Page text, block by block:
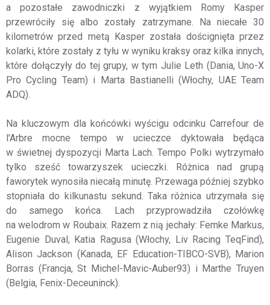
a pozostałe zawodniczki z wyjątkiem Romy Kasper
przewróciły się albo zostały zatrzymane. Na niecałe 30
kilometrów przed metą Kasper została doścignięta przez
kolarki, które zostały z tyłu w wyniku kraksy oraz kilka innych,
które dołączyły do tej grupy, w tym Julie Leth (Dania, Uno-X
Pro Cycling Team) i Marta Bastianelli (Włochy, UAE Team
ADQ).
Na kluczowym dla końcówki wyścigu odcinku Carrefour de
l'Arbre mocne tempo w ucieczce dyktowała będąca
w świetnej dyspozycji Marta Lach. Tempo Polki wytrzymało
tylko sześć towarzyszek ucieczki. Różnica nad grupą
faworytek wynosiła niecałą minutę. Przewaga później szybko
stopniała do kilkunastu sekund. Taka różnica utrzymała się
do samego końca. Lach przyprowadziła czołówkę
na welodrom w Roubaix. Razem z nią jechały: Femke Markus,
Eugenie Duval, Katia Ragusa (Włochy, Liv Racing TeqFind),
Alison Jackson (Kanada, EF Education-TIBCO-SVB), Marion
Borras (Francja, St Michel-Mavic-Auber93) i Marthe Truyen
(Belgia, Fenix-Deceuninck).